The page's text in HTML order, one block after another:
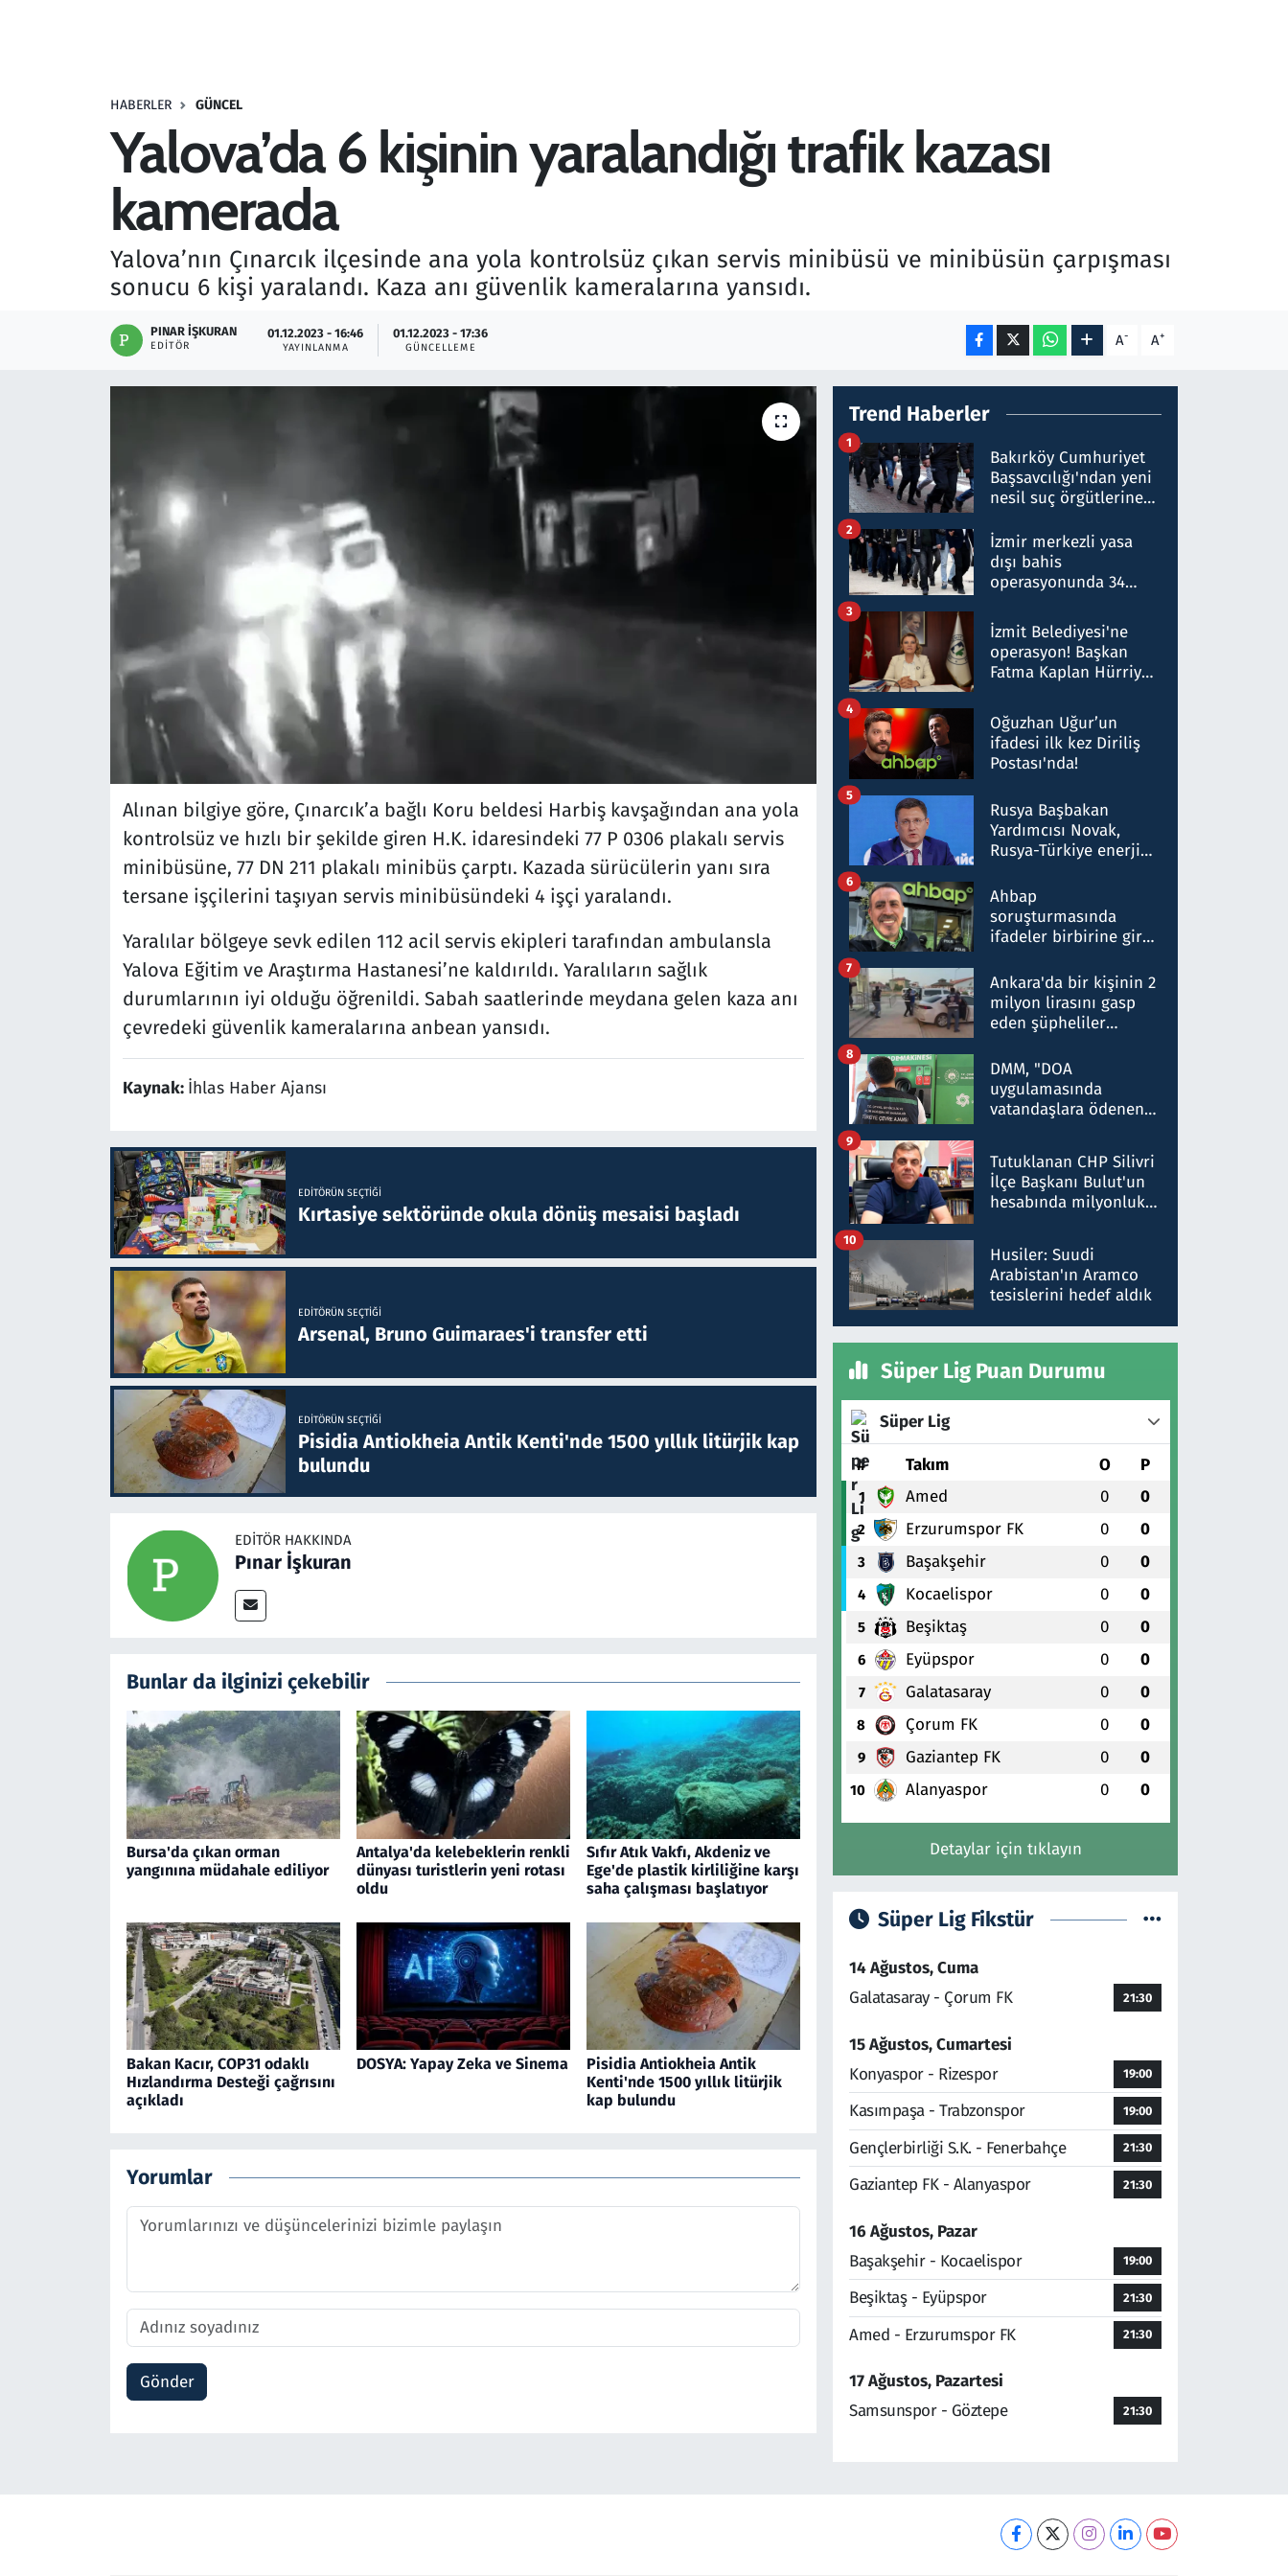
HABERLER GÜNCEL
Yalova’da 6 kişinin yaralandığı trafik kazası
kamerada
Yalova’nın Çınarcık ilçesinde ana yola kontrolsüz çıkan servis minibüsü ve minibüsün çarpışması
sonucu 6 kişi yaralandı. Kaza anı güvenlik kameralarına yansıdı.
PINAR İŞKURAN
EDITÖR
01.12.2023 - 16:46
YAYINLANMA
01.12.2023 - 17:36
GÜNCELLEME A- A+
Alınan bilgiye göre, Çınarcık’a bağlı Koru beldesi Harbiş kavşağından ana yola
kontrolsüz ve hızlı bir şekilde giren H.K. idaresindeki 77 P 0306 plakalı servis
minibüsüne, 77 DN 211 plakalı minibüs çarptı. Kazada sürücülerin yanı sıra
tersane işçilerini taşıyan servis minibüsündeki 4 işçi yaralandı.
Yaralılar bölgeye sevk edilen 112 acil servis ekipleri tarafından ambulansla
Yalova Eğitim ve Araştırma Hastanesi’ne kaldırıldı. Yaralıların sağlık
durumlarının iyi olduğu öğrenildi. Sabah saatlerinde meydana gelen kaza anı
çevredeki güvenlik kameralarına anbean yansıdı.
Kaynak: İhlas Haber Ajansı
EDITÖRÜN SEÇTIĞI
Kırtasiye sektöründe okula dönüş mesaisi başladı
EDITÖRÜN SEÇTIĞI
Arsenal, Bruno Guimaraes'i transfer etti
EDITÖRÜN SEÇTIĞI
Pisidia Antiokheia Antik Kenti'nde 1500 yıllık litürjik kap
bulundu
EDITÖR HAKKINDA
Pınar İşkuran
Bunlar da ilginizi çekebilir
Bursa'da çıkan orman
yangınına müdahale ediliyor
Antalya'da kelebeklerin renkli
dünyası turistlerin yeni rotası
oldu
Sıfır Atık Vakfı, Akdeniz ve
Ege'de plastik kirliliğine karşı
saha çalışması başlatıyor
Bakan Kacır, COP31 odaklı
Hızlandırma Desteği çağrısını
açıkladı
DOSYA: Yapay Zeka ve Sinema
Pisidia Antiokheia Antik
Kenti'nde 1500 yıllık litürjik
kap bulundu
Yorumlar
Gönder
Trend Haberler
Bakırköy Cumhuriyet
Başsavcılığı'ndan yeni
nesil suç örgütlerine
hakkında gözaltı kararı
1
İzmir merkezli yasa
dışı bahis
operasyonunda 34
Milyar liralık para
trafiği tespit edildi
2
İzmit Belediyesi'ne
operasyon! Başkan
Fatma Kaplan Hürriyet
3
Oğuzhan Uğur’un
ifadesi ilk kez Diriliş
Postası'nda!
4
Rusya Başbakan
Yardımcısı Novak,
Rusya-Türkiye enerji
nitelikte olduğunu
belirtti
5
Ahbap
soruşturmasında
ifadeler birbirine girdi:
ifadelerinden ortaya
çıkan tablo şok etti
6
Ankara'da bir kişinin 2
milyon lirasını gasp
eden şüpheliler
7
DMM, "DOA
uygulamasında
vatandaşlara ödenen
düşürüldüğü" iddiasını
yalanladı
8
Tutuklanan CHP Silivri
İlçe Başkanı Bulut'un
hesabında milyonluk
talimat verdi, ben
gönderdim
9
Husiler: Suudi
Arabistan'ın Aramco
tesislerini hedef aldık
10
Süper Lig Puan Durumu
Süper Lig
# Takım O P
1 Amed 0 0
2 Erzurumspor FK 0 0
3 Başakşehir 0 0
4 Kocaelispor 0 0
5 Beşiktaş 0 0
6 Eyüpspor 0 0
7 Galatasaray 0 0
8 Çorum FK 0 0
9 Gaziantep FK 0 0
10 Alanyaspor 0 0
Detaylar için tıklayın
Süper Lig Fikstür
14 Ağustos, Cuma
Galatasaray - Çorum FK
21:30
15 Ağustos, Cumartesi
Konyaspor - Rizespor
19:00
Kasımpaşa - Trabzonspor 19:00
Gençlerbirliği S.K. - Fenerbahçe 21:30
Gaziantep FK - Alanyaspor 21:30
16 Ağustos, Pazar
Başakşehir - Kocaelispor
19:00
Beşiktaş - Eyüpspor 21:30
Amed - Erzurumspor FK 21:30
17 Ağustos, Pazartesi
Samsunspor - Göztepe
21:30
Savunma Sanayi
Teknoloji ve Bilim
Televizyon